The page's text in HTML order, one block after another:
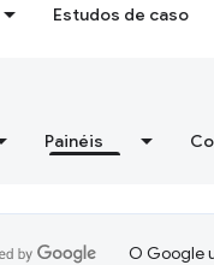
Estudos de caso
Painéis
O Google